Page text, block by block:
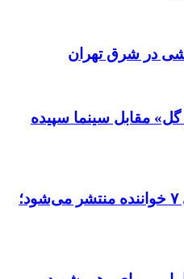
در شرق تهران
مقابل سینما سپیده
آلبوم «بدرقه» با صدای ۷ خواننده منتشر می‌شود؛